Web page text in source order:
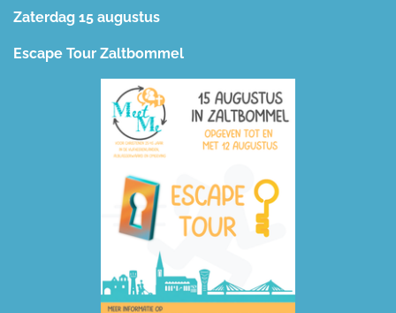
Zaterdag 15 augustus
Escape Tour Zaltbommel